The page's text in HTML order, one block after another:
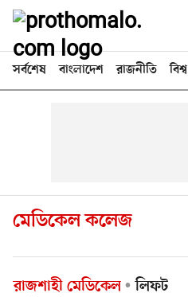
সর্বশেষ বাংলাদেশ রাজনীতি বিশ্ব
মেডিকেল কলেজ
রাজশাহী মেডিকেল
লিফট